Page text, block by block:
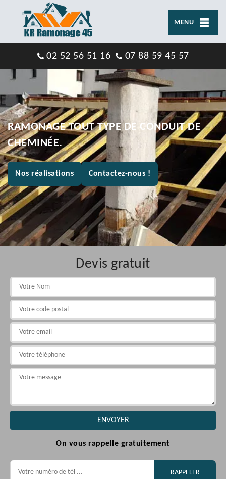
MENU
02 52 56 51 16 07 88 59 45 57
RAMONAGE TOUT TYPE DE CONDUIT DE
CHEMINÉE.
Nos réalisations Contactez-nous !
Devis gratuit
On vous rappelle gratuitement